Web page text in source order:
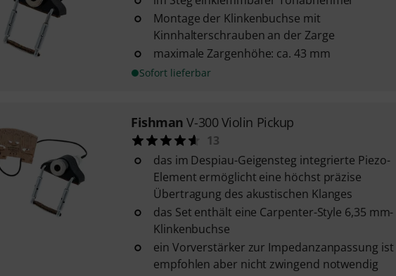
Montage der Klinkenbuchse mit
Kinnhalterschrauben an der Zarge
maximale Zargenhöhe: ca. 43 mm
Sofort lieferbar
Fishman V-300 Violin Pickup
13
das im Despiau-Geigensteg integrierte Piezo-
Element ermöglicht eine höchst präzise
Übertragung des akustischen Klanges
das Set enthält eine Carpenter-Style 6,35 mm-
Klinkenbuchse
ein Vorverstärker zur Impedanzanpassung ist
empfohlen aber nicht zwingend notwendig